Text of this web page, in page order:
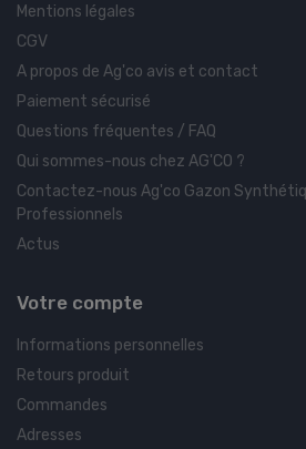
Mentions légales
CGV
A propos de Ag'co avis et contact
Paiement sécurisé
Questions fréquentes / FAQ
Qui sommes-nous chez AG'CO ?
Contactez-nous Ag'co Gazon
Professionnels
Actus
Votre compte
Informations personnelles
Retours produit
Commandes
Adresses